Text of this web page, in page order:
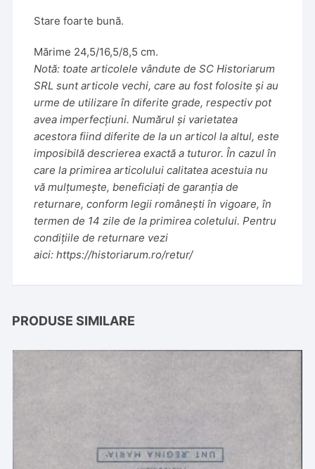
Stare foarte bună.
Mărime 24,5/16,5/8,5 cm.
Notă: toate articolele vândute de SC Historiarum
SRL sunt articole vechi, care au fost folosite și au
urme de utilizare în diferite grade, respectiv pot
avea imperfecțiuni. Numărul și varietatea
acestora fiind diferite de la un articol la altul, este
imposibilă descrierea exactă a tuturor. În cazul în
care la primirea articolului calitatea acestuia nu
vă mulțumește, beneficiați de garanția de
returnare, conform legii românești în vigoare, în
termen de 14 zile de la primirea coletului. Pentru
condițiile de returnare vezi
aici:https://historiarum.ro/retur/
PRODUSE SIMILARE